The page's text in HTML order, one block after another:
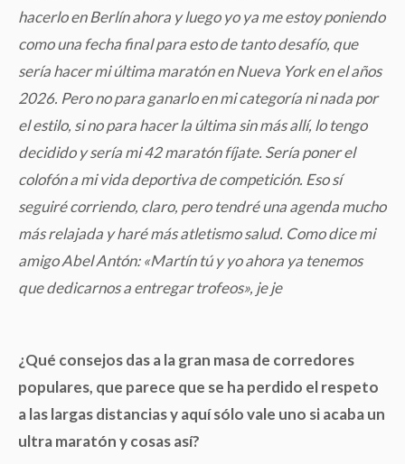
hacerlo en Berlín ahora y luego yo ya me estoy poniendo
como una fecha final para esto de tanto desafío, que
sería hacer mi última maratón en Nueva York en el años
2026. Pero no para ganarlo en mi categoría ni nada por
el estilo, si no para hacer la última sin más allí, lo tengo
decidido y sería mi 42 maratón fíjate. Sería poner el
colofón a mi vida deportiva de competición. Eso sí
seguiré corriendo, claro, pero tendré una agenda mucho
más relajada y haré más atletismo salud. Como dice mi
amigo Abel Antón: «Martín tú y yo ahora ya tenemos
que dedicarnos a entregar trofeos», je je
¿Qué consejos das a la gran masa de corredores
populares, que parece que se ha perdido el respeto
a las largas distancias y aquí sólo vale uno si acaba un
ultra maratón y cosas así?